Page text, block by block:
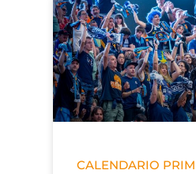
CALENDARIO